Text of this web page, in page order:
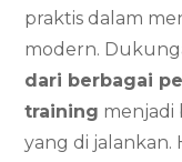
praktis dalam
modern.
dari berbagai
training menjadi
yang di jalankan.